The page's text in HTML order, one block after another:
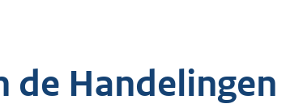
de Handelingen